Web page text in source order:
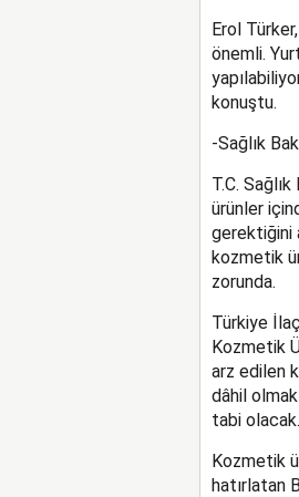
Erol
önemli.
konuştu.
-Sağlık
T.C.
ürünler
gerektiğini
kozmetik
zorunda.
Türkiye
Kozmetik
arz edilen
dâhil
tabi
Kozmetik
hatırlatan